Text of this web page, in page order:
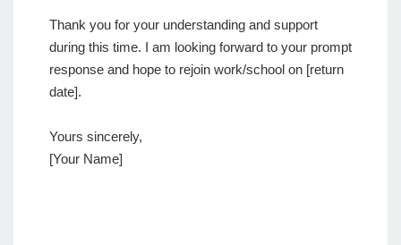
Thank you for your understanding and support
during this time. I am looking forward to your prompt
response and hope to rejoin work/school on [return
date].
Yours sincerely,
[Your Name]